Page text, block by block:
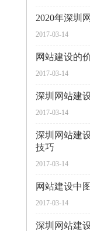
2020年深圳
2017-03-14
网站建设的
2017-03-14
深圳网站建
2017-03-14
深圳网站建
技巧
2017-03-14
网站建设中
2017-03-14
深圳网站建